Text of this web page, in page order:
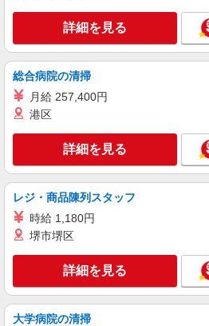
詳細を見る
総合病院の清掃
月給 257,400円
港区
詳細を見る
レジ・商品陳列スタッフ
時給 1,180円
堺市堺区
詳細を見る
大学病院の清掃